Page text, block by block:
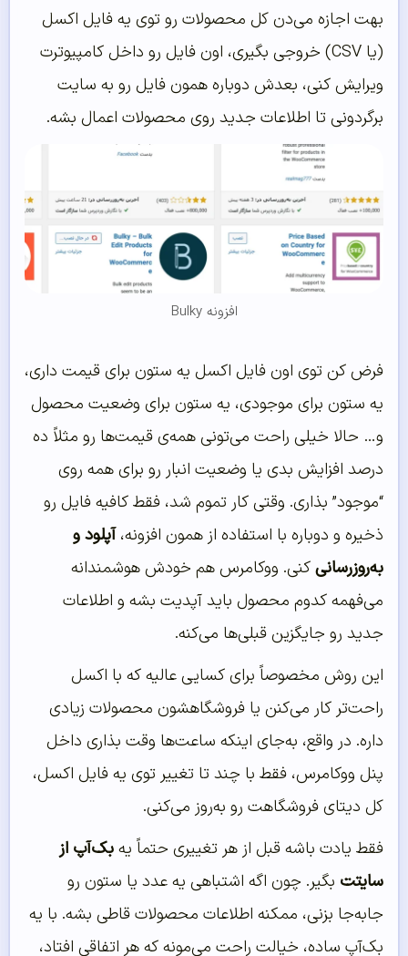
بهت اجازه می‌دن کل محصولات رو توی یه فایل اکسل
(یا CSV) خروجی بگیری، اون فایل رو داخل کامپیوترت
ویرایش کنی، بعدش دوباره همون فایل رو به سایت
برگردونی تا اطلاعات جدید روی محصولات اعمال بشه.
افزونه Bulky
فرض کن توی اون فایل اکسل یه ستون برای قیمت داری،
یه ستون برای موجودی، یه ستون برای وضعیت محصول
و… حالا خیلی راحت می‌تونی همه‌ی قیمت‌ها رو مثلاً ده
درصد افزایش بدی یا وضعیت انبار رو برای همه روی
“موجود” بذاری. وقتی کار تموم شد، فقط کافیه فایل رو
ذخیره و دوباره با استفاده از همون افزونه،آپلود و
به‌روزرسانیکنی. ووکامرس هم خودش هوشمندانه
می‌فهمه کدوم محصول باید آپدیت بشه و اطلاعات
جدید رو جایگزین قبلی‌ها می‌کنه.
این روش مخصوصاً برای کسایی عالیه که با اکسل
راحت‌تر کار می‌کنن یا فروشگاهشون محصولات زیادی
داره. در واقع، به‌جای اینکه ساعت‌ها وقت بذاری داخل
پنل ووکامرس، فقط با چند تا تغییر توی یه فایل اکسل،
کل دیتای فروشگاهت رو به‌روز می‌کنی.
فقط یادت باشه قبل از هر تغییری حتماً یهبک‌آپ از
سایتت بگیر. چون اگه اشتباهی یه عدد یا ستون رو
جابه‌جا بزنی، ممکنه اطلاعات محصولات قاطی بشه. با یه
بک‌آپ ساده، خیالت راحت می‌مونه که هر اتفاقی افتاد،